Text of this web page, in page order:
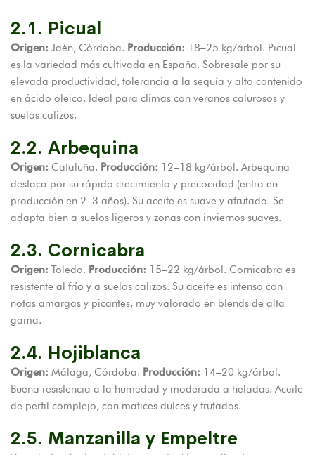
2.1. Picual
Origen: Jaén, Córdoba. Producción: 18–25 kg/árbol. Picual
es la variedad más cultivada en España. Sobresale por su
elevada productividad, tolerancia a la sequía y alto contenido
en ácido oleico. Ideal para climas con veranos calurosos y
suelos calizos.
2.2. Arbequina
Origen: Cataluña. Producción: 12–18 kg/árbol. Arbequina
destaca por su rápido crecimiento y precocidad (entra en
producción en 2–3 años). Su aceite es suave y afrutado. Se
adapta bien a suelos ligeros y zonas con inviernos suaves.
2.3. Cornicabra
Origen: Toledo. Producción: 15–22 kg/árbol. Cornicabra es
resistente al frío y a suelos calizos. Su aceite es intenso con
notas amargas y picantes, muy valorado en blends de alta
gama.
2.4. Hojiblanca
Origen: Málaga, Córdoba. Producción: 14–20 kg/árbol.
Buena resistencia a la humedad y moderada a heladas. Aceite
de perfil complejo, con matices dulces y frutados.
2.5. Manzanilla y Empeltre